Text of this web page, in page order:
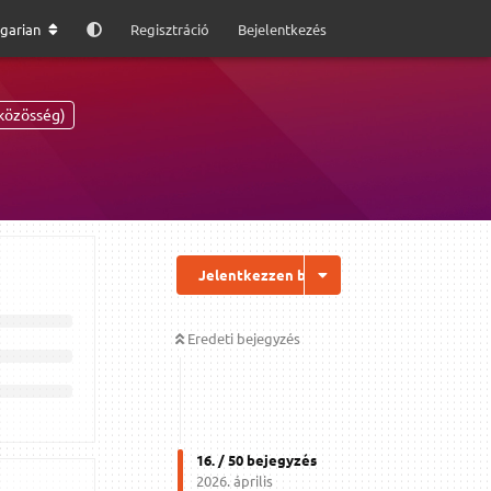
Regisztráció Bejelentkezés
Jelentkezzen be a válaszhoz
Eredeti bejegyzés
16. /50bejegyzés
2026. április